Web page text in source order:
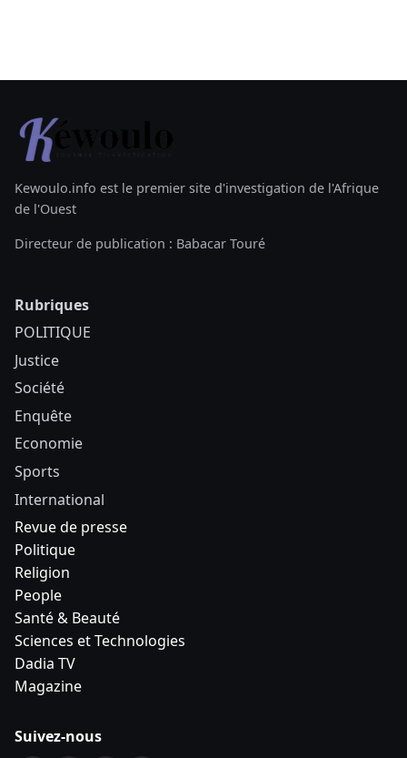
Kewoulo.info est le premier site d'investigation de l'Afrique
de l'Ouest
Directeur de publication : Babacar Touré
Rubriques
POLITIQUE
Justice
Société
Enquête
Economie
Sports
International
Revue de presse
Politique
Religion
People
Santé & Beauté
Sciences et Technologies
Dadia TV
Magazine
Suivez-nous